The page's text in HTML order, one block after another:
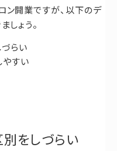
ン開業ですが、以下のデ
しょう。
らい
すい
をしづらい